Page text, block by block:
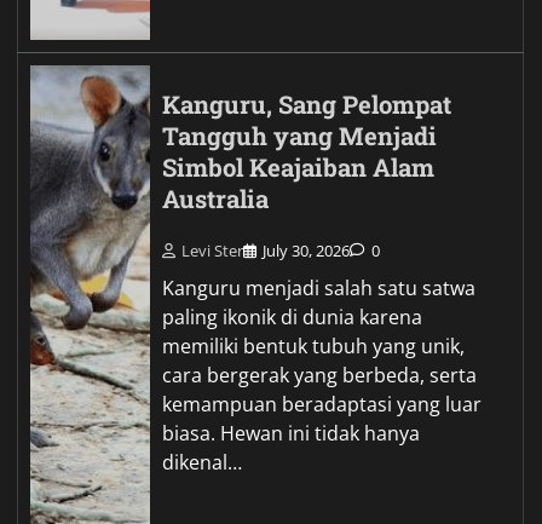
Kanguru, Sang Pelompat
Tangguh yang Menjadi
Simbol Keajaiban Alam
Australia
Levi Ster July 30, 2026 0
Kanguru menjadi salah satu satwa
paling ikonik di dunia karena
memiliki bentuk tubuh yang unik,
cara bergerak yang berbeda, serta
kemampuan beradaptasi yang luar
biasa. Hewan ini tidak hanya
dikenal…